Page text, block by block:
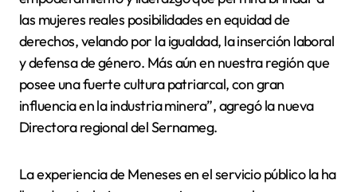
las mujeres reales posibilidades en equidad de
derechos, velando por la igualdad, la inserción laboral
y defensa de género. Más aún en nuestra región que
posee una fuerte cultura patriarcal, con gran
influencia en la industria minera”, agregó la nueva
Directora regional del Sernameg.
La experiencia de Meneses en el servicio público la ha